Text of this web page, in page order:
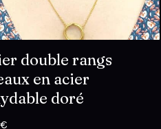
double rangs
en acier
doré
€